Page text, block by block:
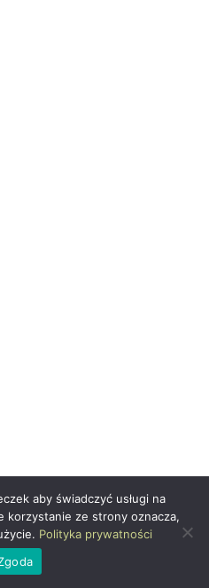
na Instagramie
aby świadczyć usługi na
korzystanie ze strony oznacza,
Polityka prywatności